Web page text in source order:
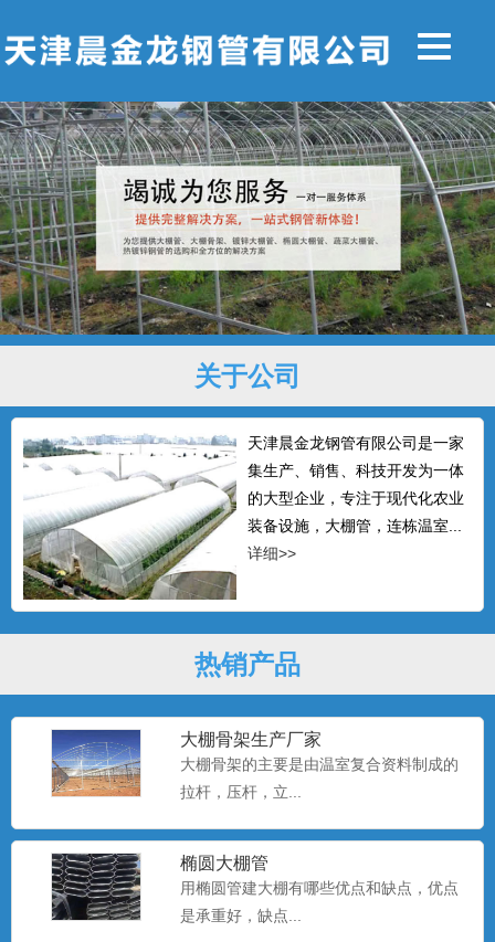
关于公司
天津晨金龙钢管有限公司是一家
集生产、销售、科技开发为一体
的大型企业，专注于现代化农业
装备设施，大棚管，连栋温室...
详细>>
热销产品
大棚骨架生产厂家
大棚骨架的主要是由温室复合资料制成的
拉杆，压杆，立...
椭圆大棚管
用椭圆管建大棚有哪些优点和缺点，优点
是承重好，缺点...